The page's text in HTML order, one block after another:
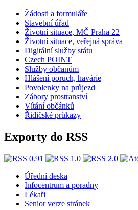
Žádosti a formuláře
Stavební úřad
Životní situace, MČ Praha 22
Životní situace, veřejná správa
Digitální služby státu
Czech POINT
Služby občanům
Hlášení poruch, havárie
Povolenky na průjezd
Zábory prostranství
Vítání občánků
Řidičské průkazy
Exporty do RSS
Úřední deska
Infocentrum a poradny
Lékaři
Senior verze stránek